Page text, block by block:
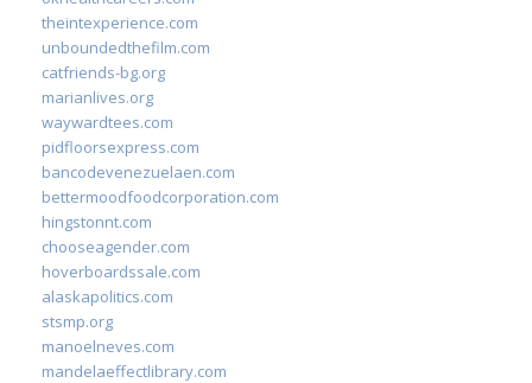
theintexperience.com
unboundedthefilm.com
catfriends-bg.org
marianlives.org
waywardtees.com
pidfloorsexpress.com
bancodevenezuelaen.com
bettermoodfoodcorporation.com
hingstonnt.com
chooseagender.com
hoverboardssale.com
alaskapolitics.com
stsmp.org
manoelneves.com
mandelaeffectlibrary.com